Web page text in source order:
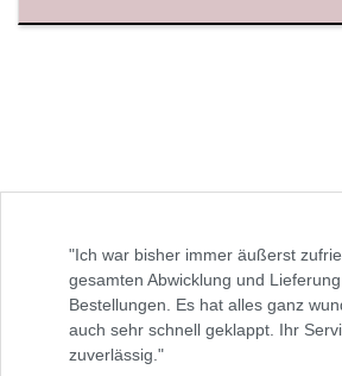
"Ich war bisher immer äußerst
gesamten Abwicklung und
Bestellungen. Es hat alles ganz
auch sehr schnell geklappt. Ihr
zuverlässig."